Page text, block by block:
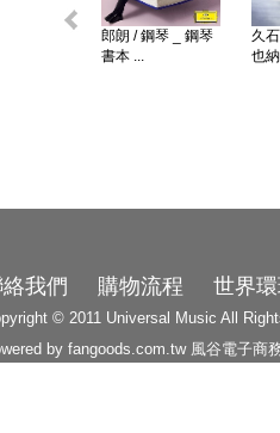
郎朗 / 鋼琴 _ 鋼琴
書本 ...
久
也
我們 購物流程 世界
© 2011 Universal Music All
by fangoods.com.tw 風谷電子商